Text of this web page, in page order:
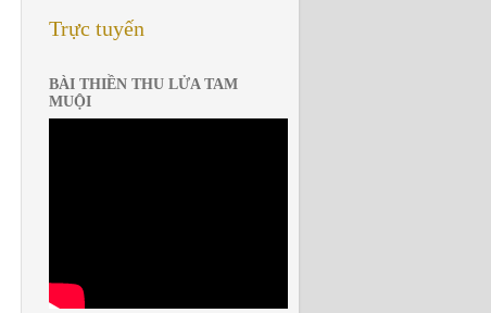
Trực tuyến
BÀI THIỀN THU LỬA TAM
MUỘI